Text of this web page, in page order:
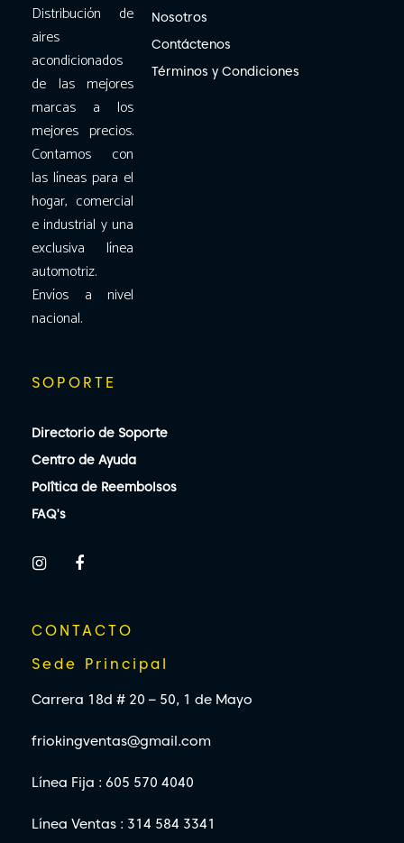
Distribución de
aires
acondicionados
de las mejores
marcas a los
mejores precios.
Contamos con
las líneas para el
hogar, comercial
e industrial y una
exclusiva línea
automotriz.
Envíos a nivel
nacional.
Nosotros
Contáctenos
Términos y Condiciones
SOPORTE
Directorio de Soporte
Centro de Ayuda
Polîtica de Reembolsos
FAQ's
CONTACTO
Sede Principal
Carrera 18d # 20 – 50, 1 de Mayo
friokingventas@gmail.com
Línea Fija : 605 570 4040
Línea Ventas : 314 584 3341